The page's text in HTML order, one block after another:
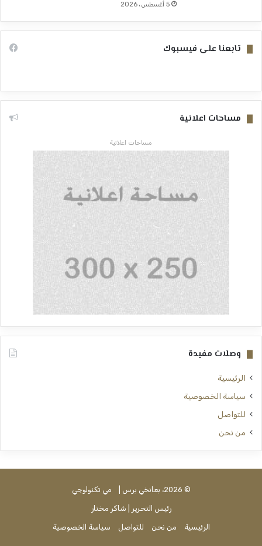
5 أغسطس، 2026
تابعنا على فيسبوك
مساحات اعلانية
مساحات اعلانية
وصلات مفيدة
الرئيسية
سياسة الخصوصية
للتواصل
من نحن
© 2026، بعانخي برس | مي تكنولوجي
رئيس التحرير | شاكر مختار
الرئيسية من نحن للتواصل سياسة الخصوصية